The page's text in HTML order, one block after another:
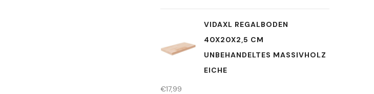
VIDAXL REGALBODEN
40X20X2,5 CM
UNBEHANDELTES MASSIVHOLZ
EICHE
€17,99